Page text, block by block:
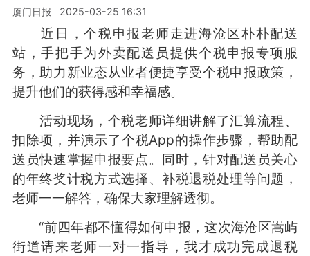
厦门日报 2025-03-25 16:31
近日，个税申报老师走进海沧区朴朴配送
站，手把手为外卖配送员提供个税申报专项服
务，助力新业态从业者便捷享受个税申报政策，
提升他们的获得感和幸福感。
活动现场，个税老师详细讲解了汇算流程、
扣除项，并演示了个税App的操作步骤，帮助配
送员快速掌握申报要点。同时，针对配送员关心
的年终奖计税方式选择、补税退税处理等问题，
老师一一解答，确保大家理解透彻。
“前四年都不懂得如何申报，这次海沧区嵩屿
街道请来老师一对一指导，我才成功完成退税